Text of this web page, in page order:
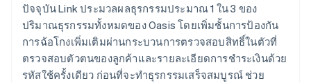
ปัจจุบัน Link ประมวลผลธุรกรรมประมาณ 1 ใน 3 ของ
ปริมาณธุรกรรมทั้งหมดของ Oasis โดยเพิ่มชั้นการป้องกัน
การฉ้อโกงเพิ่มเติมผ่านกระบวนการตรวจสอบสิทธิ์ในตัวที่
ตรวจสอบตัวตนของลูกค้าและรายละเอียดการชำระเงินด้วย
รหัสใช้ครั้งเดียว ก่อนที่จะทำธุรกรรมเสร็จสมบูรณ์ ช่วย